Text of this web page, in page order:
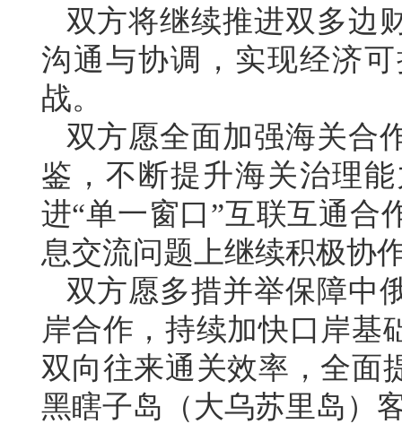
双方将继续推进双多边
沟通与协调，实现经济
战。
双方愿全面加强海关合
鉴，不断提升海关治理
进“单一窗口”互联互通合
息交流问题上继续积极协
双方愿多措并举保障中
岸合作，持续加快口岸基
双向往来通关效率，全面
黑瞎子岛（大乌苏里岛）